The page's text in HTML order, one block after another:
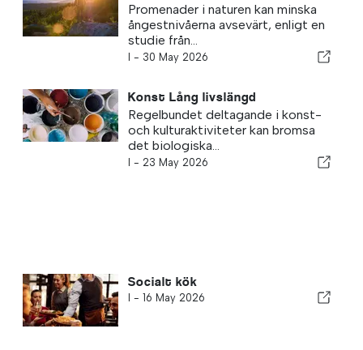
Promenader i naturen kan minska
ångestnivåerna avsevärt, enligt en
studie från...
I - 30 May 2026
Konst Lång livslängd
Regelbundet deltagande i konst-
och kulturaktiviteter kan bromsa
det biologiska...
I - 23 May 2026
Socialt kök
I - 16 May 2026